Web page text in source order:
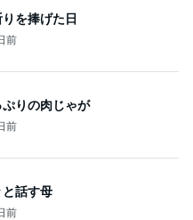
を捧げた日
前
りの肉じゃが
前
話す母
前